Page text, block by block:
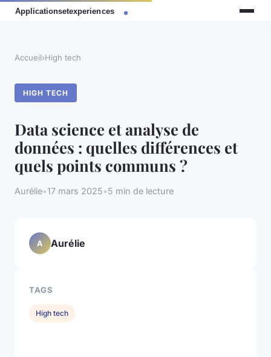
Accueil›High tech
HIGH TECH
Data science et analyse de
données : quelles différences et
quels points communs ?
Aurélie•17 mars 2025•5 min de lecture
A Aurélie
TAGS
High tech